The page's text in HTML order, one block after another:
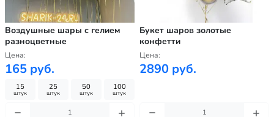
Воздушные шары с гелием
разноцветные
Цена:
165 руб.
15
штук
25
штук
50
штук
100
штук
Букет шаров золотые
конфетти
Цена:
2890 руб.